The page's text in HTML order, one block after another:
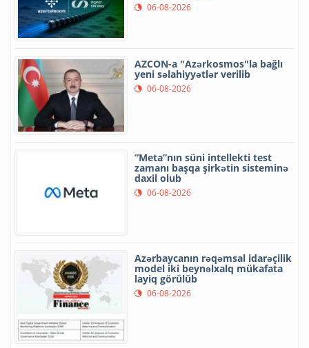
06-08-2026
AZCON-a "Azərkosmos"la bağlı
yeni səlahiyyətlər verilib
06-08-2026
“Meta”nın süni intellekti test
zamanı başqa şirkətin sisteminə
daxil olub
06-08-2026
Azərbaycanın rəqəmsal idarəçilik
model iki beynəlxalq mükafata
layiq görülüb
06-08-2026